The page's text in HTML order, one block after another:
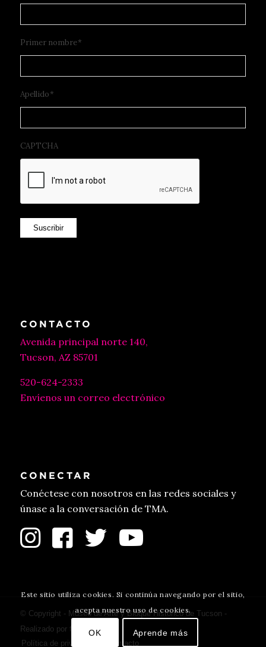
Primer nombre*
Apellido*
CAPTCHA
Suscribir
CONTACTO
Avenida principal norte 140,
Tucson, AZ 85701
520-624-2333
Envíenos un correo electrónico
CONECTAR
Conéctese con nosotros en las redes sociales y
únase a la conversación de TMA.
© Copyright - Museo de Arte y Bloque Histórico de Tucson -
Realizado por fulano.
Política de privacidad
Contacto
Este sitio utiliza cookies. Si continúa navegando por el sitio,
acepta nuestro uso de cookies.
OK Aprende más